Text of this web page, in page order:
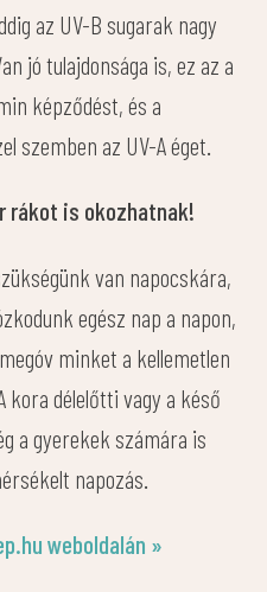
az UV-B sugarak nagy
jó tulajdonsága is, ez az a
képződést, és a
szemben az UV-A éget.
rákot is okozhatnak!
van napocskára,
egész nap a napon,
minket a kellemetlen
kora délelőtti vagy a késő
a gyerekek számára is
napozás.
weboldalán »